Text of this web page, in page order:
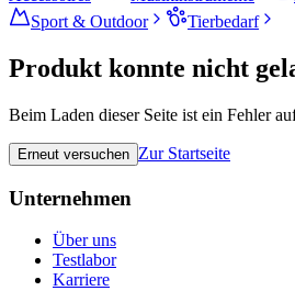
Sport & Outdoor
Tierbedarf
Produkt konnte nicht
Beim Laden dieser Seite ist ein Fehler
Erneut versuchen Zur Startseite
Unternehmen
Über uns
Testlabor
Karriere